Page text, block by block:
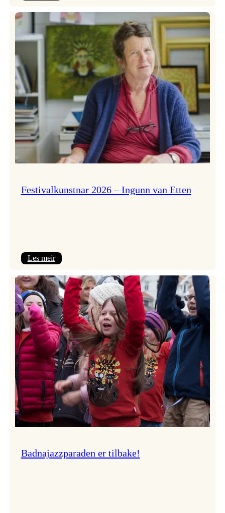
frå
Frøydis
Festivalkunstnar 2026 – Ingunn van Etten
Les meir:
2026
–
Ingunn van Etten
Badnajazzparaden er tilbake!